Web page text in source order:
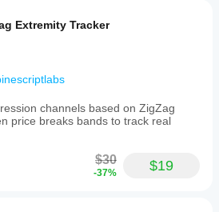
Extremity Tracker
channels based on ZigZag
price breaks bands to track real
$30
-37% $19